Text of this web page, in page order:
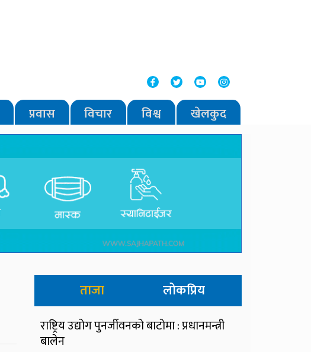
प्रवास विचार विश्व खेलकुद
ताजा लोकप्रिय
राष्ट्रिय उद्योग पुनर्जीवनको बाटोमा : प्रधानमन्त्री
बालेन